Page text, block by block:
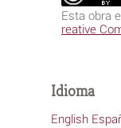
Esta obra
reative
Idioma
English